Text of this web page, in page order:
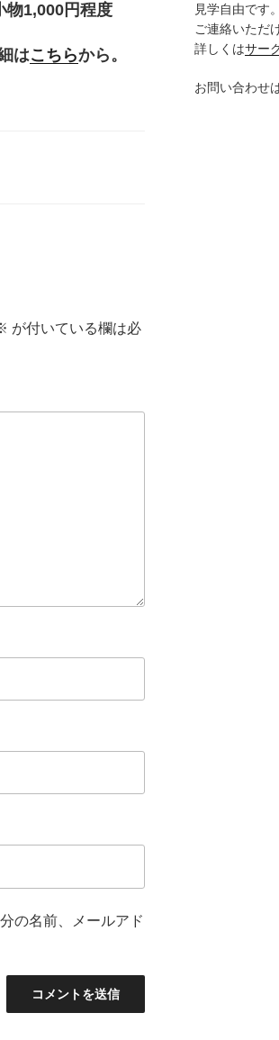
1,000円程度
はこちらから。
が付いている欄は必
の名前、メールアド
見学自由です。
ご連絡いただ
詳しくはサー
お問い合わせは